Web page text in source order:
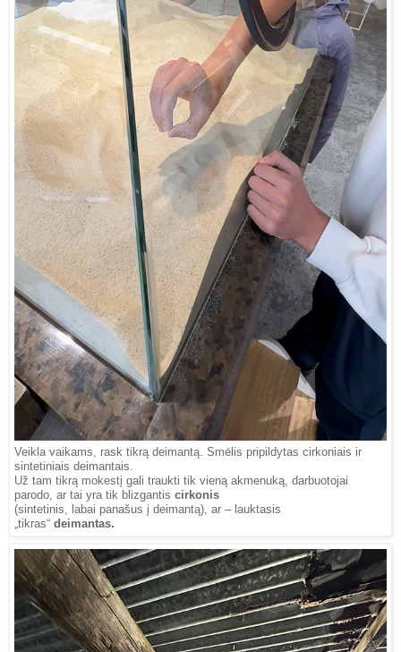
Veikla vaikams, rask tikrą deimantą. Smėlis pripildytas cirkoniais ir
sintetiniais deimantais.
Už tam tikrą mokestį gali traukti tik vieną akmenuką, darbuotojai
parodo, ar tai yra tik blizgantis cirkonis
(sintetinis, labai panašus į deimantą), ar – lauktasis
„tikras“ deimantas.